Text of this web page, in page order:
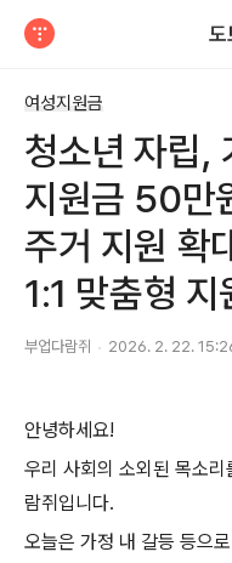
도
여성지원금
청소년 자립,
지원금 50만
주거 지원 확
1:1 맞춤형 지
부업다람쥐 2026. 2. 22.
안녕하세요!
우리 사회의 소외된 목소
람쥐입니다.
오늘은 가정 내 갈등 등으